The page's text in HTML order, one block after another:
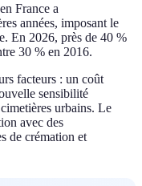
France a
années, imposant le
En 2026, près de 40 %
30 % en 2016.
facteurs : un coût
sensibilité
urbains. Le
avec des
de crémation et